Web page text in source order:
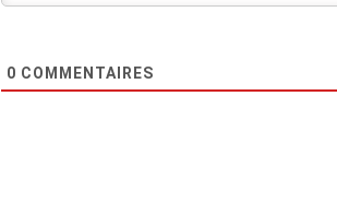
0 COMMENTAIRES